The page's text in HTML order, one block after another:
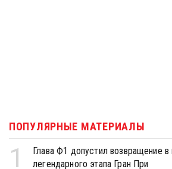
ПОПУЛЯРНЫЕ МАТЕРИАЛЫ
1
Глава Ф1 допустил возвращение в
легендарного этапа Гран При